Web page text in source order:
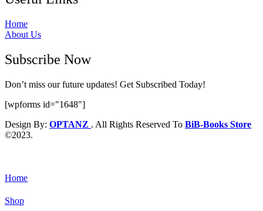
Home
About Us
Subscribe Now
Don’t miss our future updates! Get Subscribed Today!
[wpforms id="1648"]
Design By: OPTANZ . All Rights Reserved To BiB-Books Store
©2023.
Home
Shop